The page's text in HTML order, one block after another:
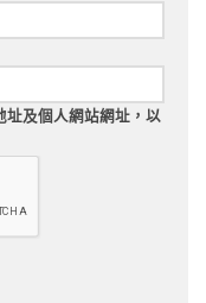
址及個人網站網址，以